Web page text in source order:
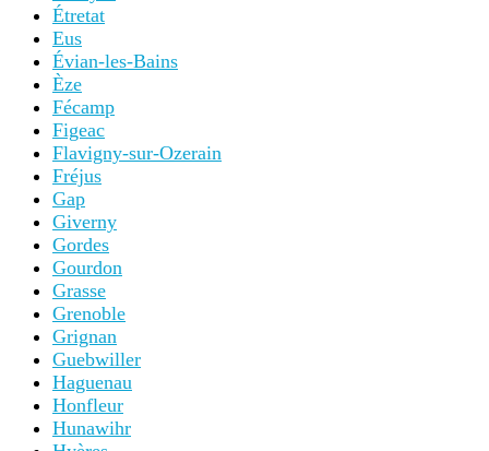
Étretat
Eus
Évian-les-Bains
Èze
Fécamp
Figeac
Flavigny-sur-Ozerain
Fréjus
Gap
Giverny
Gordes
Gourdon
Grasse
Grenoble
Grignan
Guebwiller
Haguenau
Honfleur
Hunawihr